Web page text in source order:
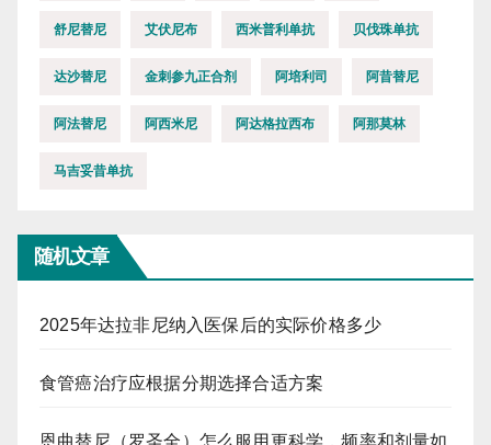
舒尼替尼 艾伏尼布 西米普利单抗 贝伐珠单抗
达沙替尼 金刺参九正合剂 阿培利司 阿昔替尼
阿法替尼 阿西米尼 阿达格拉西布 阿那莫林
马吉妥昔单抗
随机文章
2025年达拉非尼纳入医保后的实际价格多少
食管癌治疗应根据分期选择合适方案